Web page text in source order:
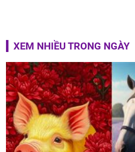
XEM NHIỀU TRONG NGÀY